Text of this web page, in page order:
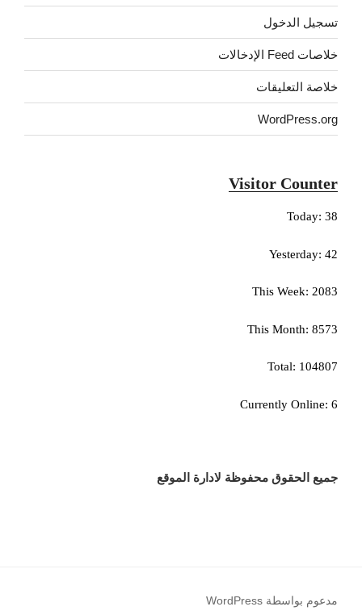
تسجيل الدخول
خلاصات Feed الإدخالات
خلاصة التعليقات
WordPress.org
Visitor Counter
Today: 38
Yesterday: 42
This Week: 2083
This Month: 8573
Total: 104807
Currently Online: 6
جميع الحقوق محفوظة لادارة الموقع
مدعوم بواسطة WordPress